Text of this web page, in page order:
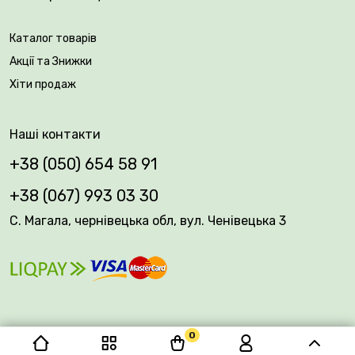
0
Каталог товарів
Акції та Знижки
Хіти продаж
Наші контакти
+38 (050) 654 58 91
+38 (067) 993 03 30
С. Магала, чернівецька обл, вул. Ченівецька 3
© 2026 Plantsvovk.com.ua